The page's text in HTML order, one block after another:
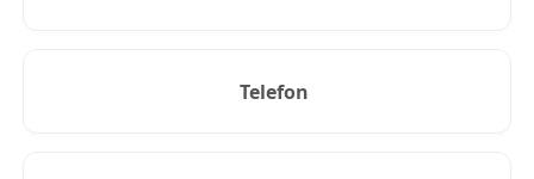
Telefon